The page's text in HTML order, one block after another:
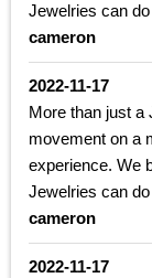
Jewelries can do
cameron
2022-11-17
More than just a
movement on a
experience. We
Jewelries can do
cameron
2022-11-17